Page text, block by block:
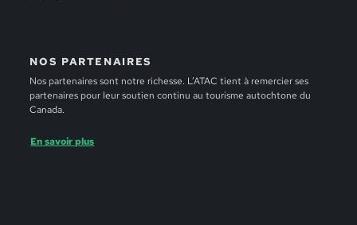
NOS PARTENAIRES
Nos partenaires sont notre richesse. L’ATAC tient à remercier ses
partenaires pour leur soutien continu au tourisme autochtone du
Canada.
En savoir plus